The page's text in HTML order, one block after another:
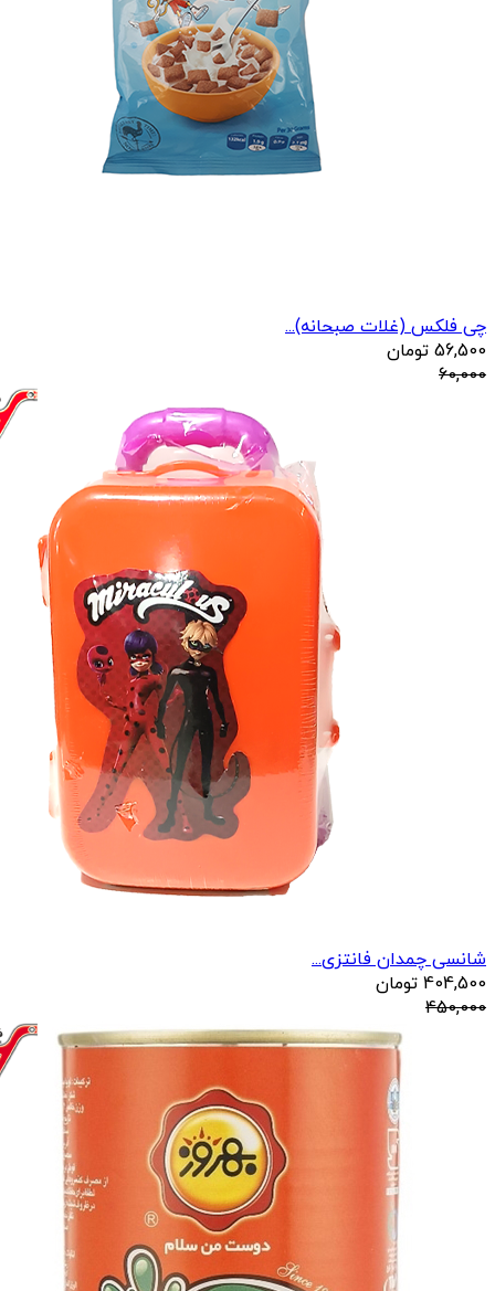
چی فلکس (غلات صبحانه)...
56,500 تومان
60,000
شانسی چمدان فانتزی...
404,500 تومان
450,000